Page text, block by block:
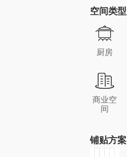
空间类型
厨房
商业空
间
铺贴方案